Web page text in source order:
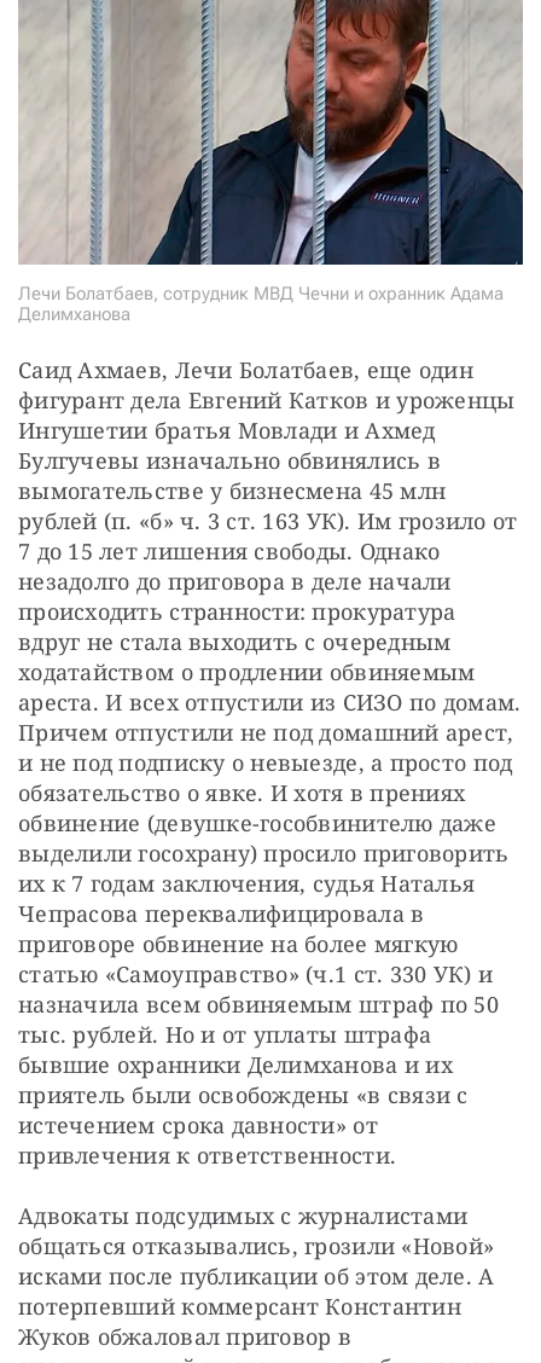
Лечи Болатбаев, сотрудник МВД Чечни и охранник Адама
Делимханова
Саид Ахмаев, Лечи Болатбаев, еще один
фигурант дела Евгений Катков и уроженцы
Ингушетии братья Мовлади и Ахмед
Булгучевы изначально обвинялись в
вымогательстве у бизнесмена 45 млн
рублей (п. «б» ч. 3 ст. 163 УК). Им грозило от
7 до 15 лет лишения свободы. Однако
незадолго до приговора в деле начали
происходить странности: прокуратура
вдруг не стала выходить с очередным
ходатайством о продлении обвиняемым
ареста. И всех отпустили из СИЗО по домам.
Причем отпустили не под домашний арест,
и не под подписку о невыезде, а просто под
обязательство о явке. И хотя в прениях
обвинение (девушке-гособвинителю даже
выделили госохрану) просило приговорить
их к 7 годам заключения, судья Наталья
Чепрасова переквалифицировала в
приговоре обвинение на более мягкую
статью «Самоуправство» (ч.1 ст. 330 УК) и
назначила всем обвиняемым штраф по 50
тыс. рублей. Но и от уплаты штрафа
бывшие охранники Делимханова и их
приятель были освобождены «в связи с
истечением срока давности» от
привлечения к ответственности.
Адвокаты подсудимых с журналистами
общаться отказывались, грозили «Новой»
исками после публикации об этом деле. А
потерпевший коммерсант Константин
Жуков обжаловал приговор в